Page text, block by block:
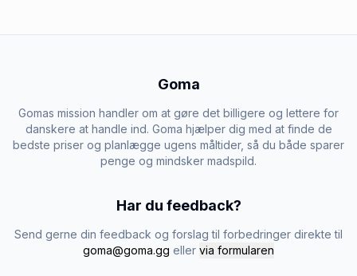
Goma
Gomas mission handler om at gøre det billigere og lettere for
danskere at handle ind. Goma hjælper dig med at finde de
bedste priser og planlægge ugens måltider, så du både sparer
penge og mindsker madspild.
Har du feedback?
Send gerne din feedback og forslag til forbedringer direkte til
goma@goma.gg eller via formularen